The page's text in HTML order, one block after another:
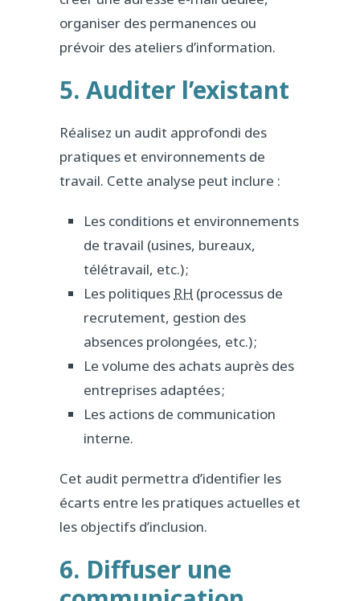
organiser des permanences ou
prévoir des ateliers d’information.
5. Auditer l’existant
Réalisez un audit approfondi des
pratiques et environnements de
travail. Cette analyse peut inclure :
Les conditions et environnements
de travail (usines, bureaux,
télétravail, etc.) ;
Les politiques RH (processus de
recrutement, gestion des
absences prolongées, etc.) ;
Le volume des achats auprès des
entreprises adaptées ;
Les actions de communication
interne.
Cet audit permettra d’identifier les
écarts entre les pratiques actuelles et
les objectifs d’inclusion.
6. Diffuser une